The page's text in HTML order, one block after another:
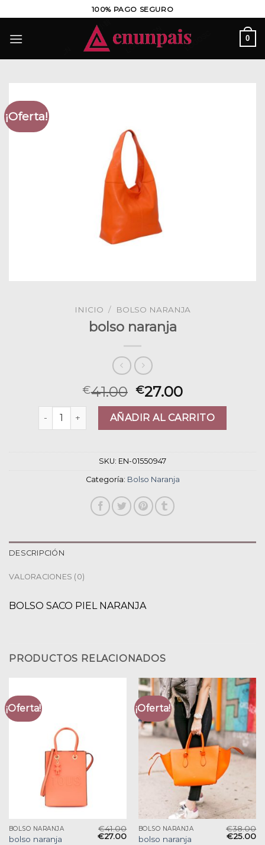
al
contenido
100% PAGO SEGURO
0
¡Oferta!
INICIO / BOLSO NARANJA
bolso naranja
€41.00 €27.00
bolso naranja cantidadAÑADIR AL CARRITO
SKU: EN-01550947
Categoría: Bolso Naranja
DESCRIPCIÓN
VALORACIONES (0)
BOLSO SACO PIEL NARANJA
PRODUCTOS RELACIONADOS
¡Oferta!
BOLSO NARANJA
bolso naranja
€41.00
€27.00
¡Oferta!
BOLSO NARANJA
bolso naranja
€38.00
€25.00